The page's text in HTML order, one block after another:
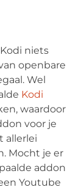
niets
openbare
Wel
Kodi
waardoor
voor je
allerlei
Mocht je er
addon
Youtube